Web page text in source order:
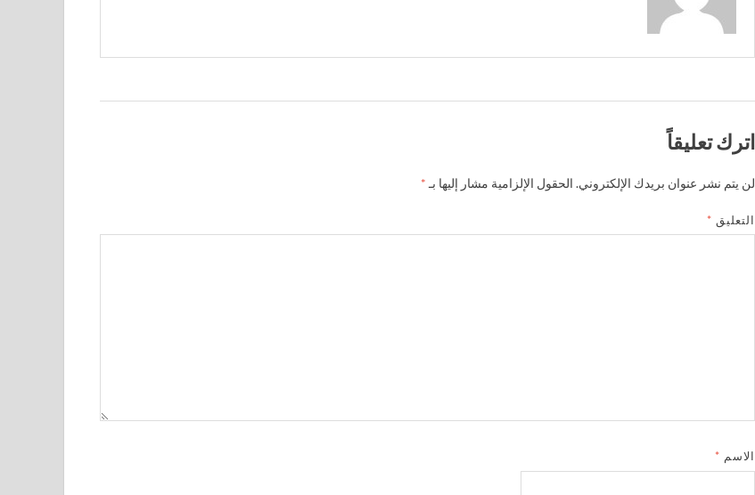
اترك تعليقاً
لن يتم نشر عنوان بريدك الإلكتروني. الحقول الإلزامية مشار إليها بـ *
التعليق *
الاسم *